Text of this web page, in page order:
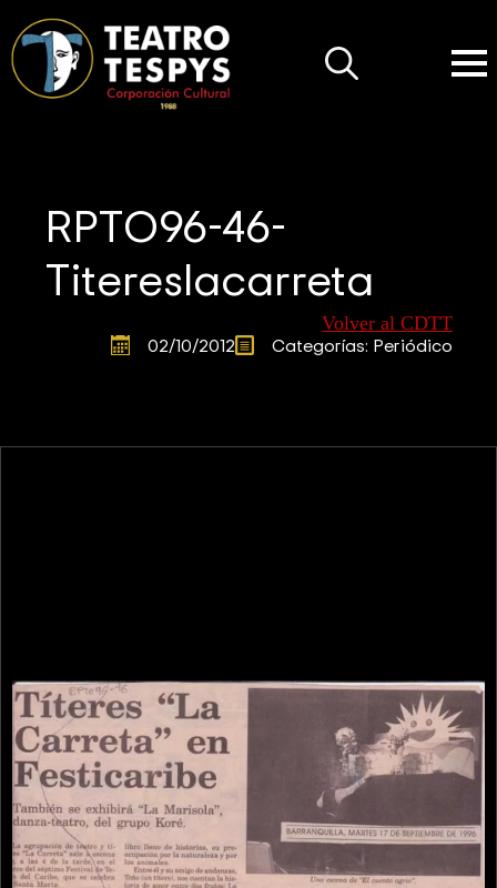
RPTO96-46-
Titereslacarreta
Volver al CDTT
02/10/2012 Categorías: Periódico